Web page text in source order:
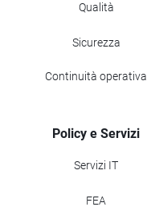
Qualità
Sicurezza
Continuità operativa
Policy e Servizi
Servizi IT
FEA